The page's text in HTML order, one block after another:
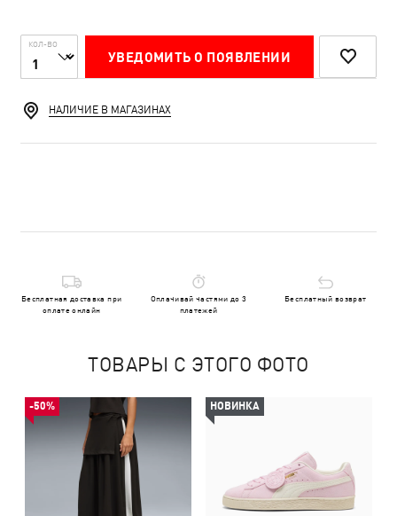
КОЛ-ВО
УВЕДОМИТЬ О ПОЯВЛЕНИИ
НАЛИЧИЕ В МАГАЗИНАХ
Бесплатная доставка при
оплате онлайн
Оплачивай частями до 3
платежей
Бесплатный возврат
ТОВАРЫ С ЭТОГО ФОТО
-50% НОВИНКА